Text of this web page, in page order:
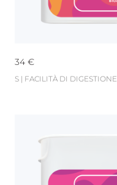
34 €
S | FACILITÀ DI DIGESTIONE